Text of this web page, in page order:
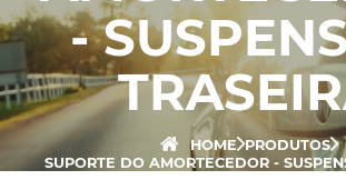
-
HOME PRODUTOS
SUPORTE DO AMORTECEDOR -